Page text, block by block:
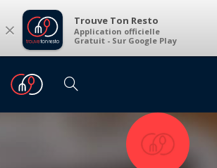
× Trouve Ton Resto
Application officielle
Gratuit - Sur Google Play